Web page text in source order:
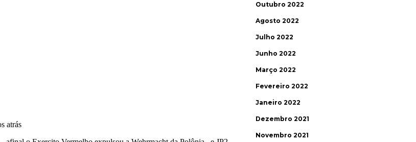
Outubro 2022
Agosto 2022
Julho 2022
Junho 2022
Março 2022
Fevereiro 2022
Janeiro 2022
Dezembro 2021
Novembro 2021